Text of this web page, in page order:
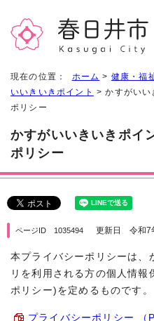
現在の位置： ホーム > 健康・福
いいきいきポイント > かすがい
ポリシー
かすがいいきいきポ
ポリシー
ページID 1035494 更新日 令和7
本プライバシーポリシーは、
リを利用される方の個人情
ポリシー)を定めるものです。
プライバシーポリシー （